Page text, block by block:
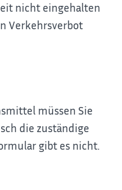
nicht eingehalten
Verkehrsverbot
müssen Sie
die zuständige
gibt es nicht.